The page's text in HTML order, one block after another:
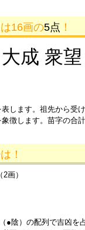
は16画の5点 ！
成 衆
します。祖先から受
徴します。苗字の合計
は！
画）
●陰）の配列で吉凶を